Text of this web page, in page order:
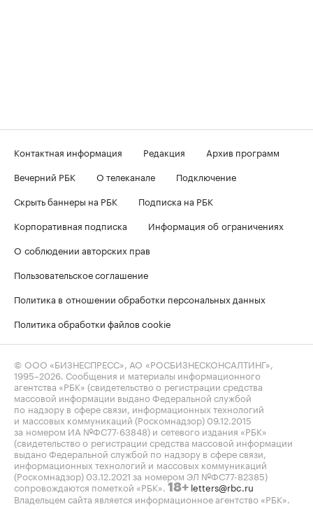
Контактная информация Редакция
Архив программ
Вечерний РБК
О телеканале
Подключение
Скрыть баннеры на РБК
Подписка на РБК
Корпоративная подписка
Информация об ограничениях
О соблюдении авторских прав
Пользовательское соглашение
Политика в отношении обработки персональных данных
Политика обработки файлов cookie
© ООО «БИЗНЕСПРЕСС», АО «РОСБИЗНЕСКОНСАЛТИНГ»,
1995–2026 . Сообщения и материалы информационного
агентства «РБК» (свидетельство о регистрации средства
массовой информации выдано Федеральной службой
по надзору в сфере связи, информационных технологий
и массовых коммуникаций (Роскомнадзор) 09.12.2015
за номером ИА №ФС77-63848) и сетевого издания «РБК»
(свидетельство о регистрации средства массовой информации
выдано Федеральной службой по надзору в сфере связи,
информационных технологий и массовых коммуникаций
(Роскомнадзор) 03.12.2021 за номером ЭЛ №ФС77-82385)
сопровождаются пометкой «РБК». 18+ letters@rbc.ru
Владельцем сайта является информационное агентство «РБК».